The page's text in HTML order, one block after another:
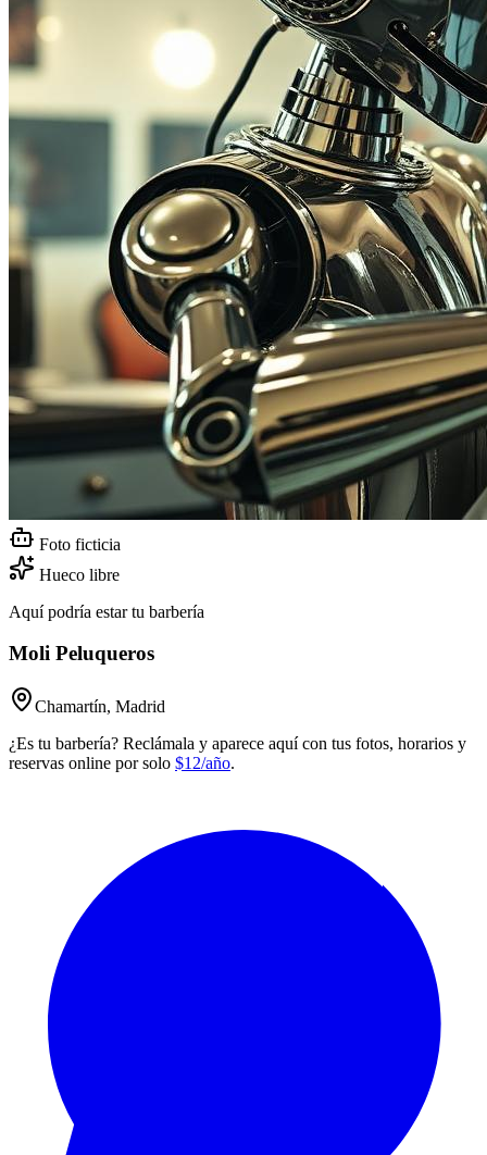
Foto ficticia
Hueco libre
Aquí podría estar tu barbería
Moli Peluqueros
Chamartín, Madrid
¿Es tu barbería? Reclámala y aparece aquí con tus fotos, horarios y
reservas online por solo $12/año.